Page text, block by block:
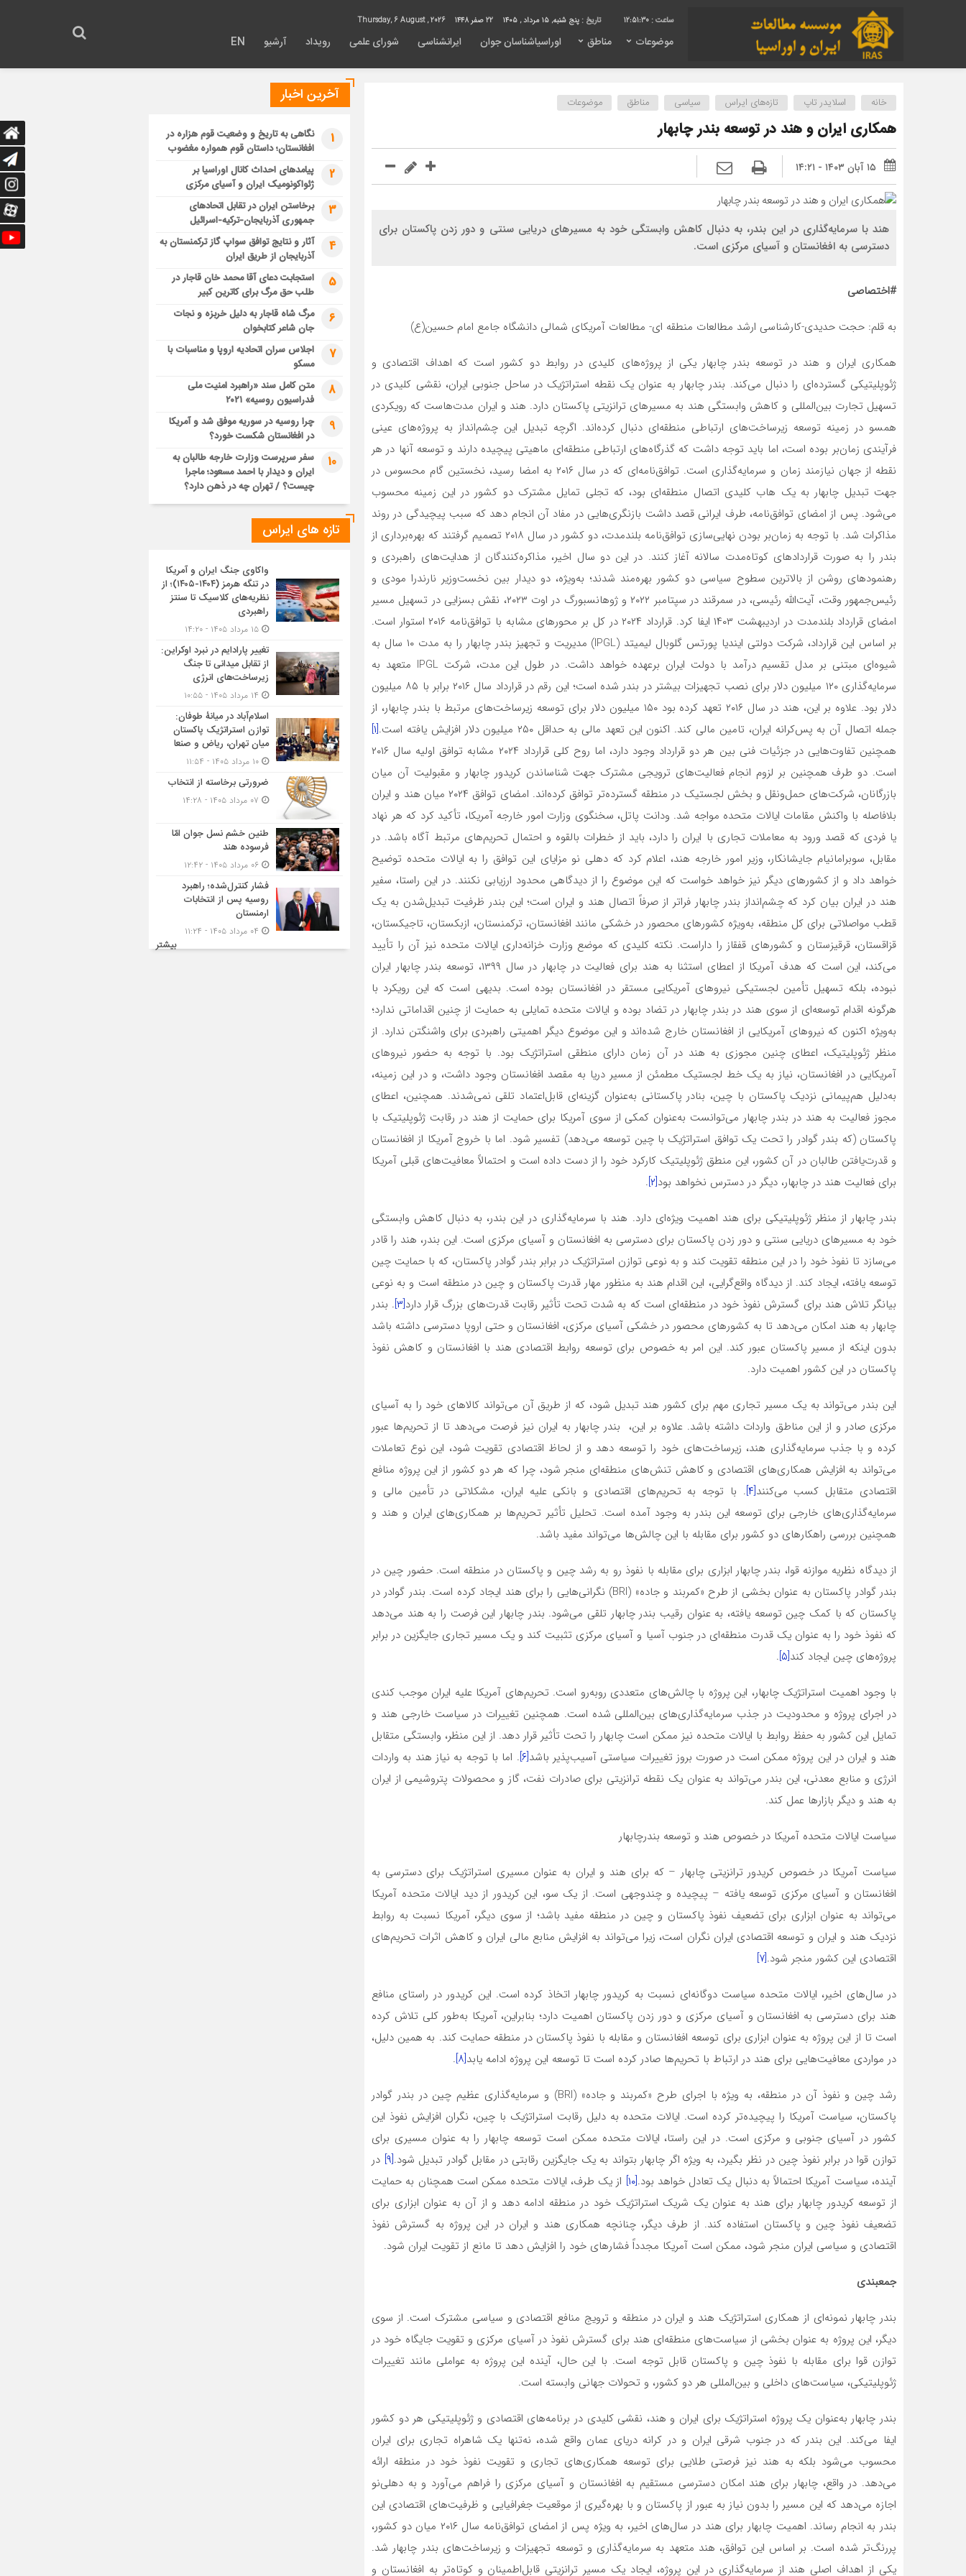
12:51:31 تاریخ : پنج شنبه, ۱۵ مرداد , ۱۴۰۵ 22 صفر 1448
موضوعات مناطق اوراسیاشناسان جوان ایرانشناسی شورای علمی رویداد آرشیو EN
خانه اسلایدر تاپ تازه‌های ایراس سیاسی مناطق موضوعات
همکاری ایران و هند در توسعه بندر چابهار
۱۵ آبان ۱۴۰۳ - ۱۴:۲۱
هند با سرمایه‌گذاری در این بندر، به دنبال کاهش وابستگی خود به مسیرهای دریایی سنتی و دور زدن پاکستان برای
دسترسی به افغانستان و آسیای مرکزی است.
#اختصاصی
به قلم: حجت حدیدی-کارشناسی ارشد مطالعات منطقه ای- مطالعات آمریکای شمالی دانشگاه جامع امام حسین(ع)
همکاری ایران و هند در توسعه بندر چابهار یکی از پروژه‌های کلیدی در روابط دو کشور است که اهداف اقتصادی و
ژئوپلیتیکی گسترده‌ای را دنبال می‌کند. بندر چابهار به عنوان یک نقطه استراتژیک در ساحل جنوبی ایران، نقشی کلیدی در
تسهیل تجارت بین‌المللی و کاهش وابستگی هند به مسیرهای ترانزیتی پاکستان دارد. هند و ایران مدت‌هاست که رویکردی
همسو در زمینه توسعه زیرساخت‌های ارتباطی منطقه‌ای دنبال کرده‌اند. اگرچه تبدیل این چشم‌انداز به پروژه‌های عینی
فرآیندی زمان‌بر بوده است، اما باید توجه داشت که گذرگاه‌های ارتباطی منطقه‌ای ماهیتی پیچیده دارند و توسعه آنها در هر
نقطه از جهان نیازمند زمان و سرمایه‌گذاری است. توافق‌نامه‌ای که در سال ۲۰۱۶ به امضا رسید، نخستین گام محسوس در
جهت تبدیل چابهار به یک هاب کلیدی اتصال منطقه‌ای بود، که تجلی تمایل مشترک دو کشور در این زمینه محسوب
می‌شود. پس از امضای توافق‌نامه، طرف ایرانی قصد داشت بازنگری‌هایی در مفاد آن انجام دهد که سبب پیچیدگی در روند
مذاکرات شد. با توجه به زمان‌بر بودن نهایی‌سازی توافق‌نامه بلندمدت، دو کشور در سال ۲۰۱۸ تصمیم گرفتند که بهره‌برداری از
بندر را به صورت قراردادهای کوتاه‌مدت سالانه آغاز کنند. در این دو سال اخیر، مذاکره‌کنندگان از هدایت‌های راهبردی و
رهنمودهای روشن از بالاترین سطوح سیاسی دو کشور بهره‌مند شدند؛ به‌ویژه، دو دیدار بین نخست‌وزیر نارندرا مودی و
رئیس‌جمهور وقت، آیت‌الله رئیسی، در سمرقند در سپتامبر ۲۰۲۲ و ژوهانسبورگ در اوت ۲۰۲۳، نقش بسزایی در تسهیل مسیر
امضای قرارداد بلندمدت در اردیبهشت ۱۴۰۳ ایفا کرد. قرارداد ۲۰۲۴ در کل بر محورهای مشابه با توافق‌نامه ۲۰۱۶ استوار است.
بر اساس این قرارداد، شرکت دولتی ایندیا پورتس گلوبال لیمیتد (IPGL) مدیریت و تجهیز بندر چابهار را به مدت ۱۰ سال به
شیوه‌ای مبتنی بر مدل تقسیم درآمد با دولت ایران برعهده خواهد داشت. در طول این مدت، شرکت IPGL متعهد به
سرمایه‌گذاری ۱۲۰ میلیون دلار برای نصب تجهیزات بیشتر در بندر شده است؛ این رقم در قرارداد سال ۲۰۱۶ برابر با ۸۵ میلیون
دلار بود. علاوه بر این، هند در سال ۲۰۱۶ تعهد کرده بود ۱۵۰ میلیون دلار برای توسعه زیرساخت‌های مرتبط با بندر چابهار، از
جمله اتصال آن به پس‌کرانه ایران، تامین مالی کند. اکنون این تعهد مالی به حداقل ۲۵۰ میلیون دلار افزایش یافته است.
[۱]
همچنین تفاوت‌هایی در جزئیات فنی بین هر دو قرارداد وجود دارد، اما روح کلی قرارداد ۲۰۲۴ مشابه توافق اولیه سال ۲۰۱۶
است. دو طرف همچنین بر لزوم انجام فعالیت‌های ترویجی مشترک جهت شناساندن کریدور چابهار و مقبولیت آن میان
بازرگانان، شرکت‌های حمل‌ونقل و بخش لجستیک در منطقه گسترده‌تر توافق کرده‌اند. امضای توافق ۲۰۲۴ میان هند و ایران
بلافاصله با واکنش مقامات ایالات متحده مواجه شد. ودانت پاتل، سخنگوی وزارت امور خارجه آمریکا، تأکید کرد که هر نهاد
یا فردی که قصد ورود به معاملات تجاری با ایران را دارد، باید از خطرات بالقوه و احتمال تحریم‌های مرتبط آگاه باشد. در
مقابل، سوبرامانیام جایشانکار، وزیر امور خارجه هند، اعلام کرد که دهلی نو مزایای این توافق را به ایالات متحده توضیح
خواهد داد و از کشورهای دیگر نیز خواهد خواست که این موضوع را از دیدگاهی محدود ارزیابی نکنند. در این راستا، سفیر
هند در ایران بیان کرد که چشم‌انداز بندر چابهار فراتر از صرفاً اتصال هند و ایران است؛ این بندر ظرفیت تبدیل‌شدن به یک
قطب مواصلاتی برای کل منطقه، به‌ویژه کشورهای محصور در خشکی مانند افغانستان، ترکمنستان، ازبکستان، تاجیکستان،
قزاقستان، قرقیزستان و کشورهای قفقاز را داراست. نکته کلیدی که موضع وزارت خزانه‌داری ایالات متحده نیز آن را تأیید
می‌کند، این است که هدف آمریکا از اعطای استثنا به هند برای فعالیت در چابهار در سال ۱۳۹۹، توسعه بندر چابهار ایران
نبوده، بلکه تسهیل تأمین لجستیکی نیروهای آمریکایی مستقر در افغانستان بوده است. بدیهی است که این رویکرد با
هرگونه اقدام توسعه‌ای از سوی هند در بندر چابهار در تضاد بوده و ایالات متحده تمایلی به حمایت از چنین اقداماتی ندارد؛
به‌ویژه اکنون که نیروهای آمریکایی از افغانستان خارج شده‌اند و این موضوع دیگر اهمیتی راهبردی برای واشنگتن ندارد. از
منظر ژئوپلیتیک، اعطای چنین مجوزی به هند در آن زمان دارای منطقی استراتژیک بود. با توجه به حضور نیروهای
آمریکایی در افغانستان، نیاز به یک خط لجستیک مطمئن از مسیر دریا به مقصد افغانستان وجود داشت، و در این زمینه،
به‌دلیل هم‌پیمانی نزدیک پاکستان با چین، بنادر پاکستانی به‌عنوان گزینه‌ای قابل‌اعتماد تلقی نمی‌شدند. همچنین، اعطای
مجوز فعالیت به هند در بندر چابهار می‌توانست به‌عنوان کمکی از سوی آمریکا برای حمایت از هند در رقابت ژئوپلیتیک با
پاکستان (که بندر گوادر را تحت یک توافق استراتژیک با چین توسعه می‌دهد) تفسیر شود. اما با خروج آمریکا از افغانستان
و قدرت‌یافتن طالبان در آن کشور، این منطق ژئوپلیتیک کارکرد خود را از دست داده است و احتمالاً معافیت‌های قبلی آمریکا
برای فعالیت هند در چابهار، دیگر در دسترس نخواهد بود[۲] .
بندر چابهار از منظر ژئوپلیتیکی برای هند اهمیت ویژه‌ای دارد. هند با سرمایه‌گذاری در این بندر، به دنبال کاهش وابستگی
خود به مسیرهای دریایی سنتی و دور زدن پاکستان برای دسترسی به افغانستان و آسیای مرکزی است. این بندر، هند را قادر
می‌سازد تا نفوذ خود را در این منطقه تقویت کند و به نوعی توازن استراتژیک در برابر بندر گوادر پاکستان، که با حمایت چین
توسعه یافته، ایجاد کند. از دیدگاه واقع‌گرایی، این اقدام هند به منظور مهار قدرت پاکستان و چین در منطقه است و به نوعی
بیانگر تلاش هند برای گسترش نفوذ خود در منطقه‌ای است که به شدت تحت تأثیر رقابت قدرت‌های بزرگ قرار دارد[۳] . بندر
چابهار به هند امکان می‌دهد تا به کشورهای محصور در خشکی آسیای مرکزی، افغانستان و حتی اروپا دسترسی داشته باشد
بدون اینکه از مسیر پاکستان عبور کند. این امر به خصوص برای توسعه روابط اقتصادی هند با افغانستان و کاهش نفوذ
پاکستان در این کشور اهمیت دارد.
این بندر می‌تواند به یک مسیر تجاری مهم برای کشور هند تبدیل شود، که از طریق آن می‌تواند کالاهای خود را به آسیای
مرکزی صادر و از این مناطق واردات داشته باشد. علاوه بر این، بندر چابهار به ایران نیز فرصت می‌دهد تا از تحریم‌ها عبور
کرده و با جذب سرمایه‌گذاری هند، زیرساخت‌های خود را توسعه دهد و از لحاظ اقتصادی تقویت شود، این نوع تعاملات
می‌تواند به افزایش همکاری‌های اقتصادی و کاهش تنش‌های منطقه‌ای منجر شود، چرا که هر دو کشور از این پروژه منافع
اقتصادی متقابل کسب می‌کنند[۴] . با توجه به تحریم‌های اقتصادی و بانکی علیه ایران، مشکلاتی در تأمین مالی و
سرمایه‌گذاری‌های خارجی برای توسعه این بندر به وجود آمده است. تحلیل تأثیر تحریم‌ها بر همکاری‌های ایران و هند و
همچنین بررسی راهکارهای دو کشور برای مقابله با این چالش‌ها می‌تواند مفید باشد.
از دیدگاه نظریه موازنه قوا، بندر چابهار ابزاری برای مقابله با نفوذ رو به رشد چین و پاکستان در منطقه است. حضور چین در
بندر گوادر پاکستان به عنوان بخشی از طرح «کمربند و جاده» (BRI) نگرانی‌هایی را برای هند ایجاد کرده است. بندر گوادر در
پاکستان که با کمک چین توسعه یافته، به عنوان رقیب بندر چابهار تلقی می‌شود. بندر چابهار این فرصت را به هند می‌دهد
که نفوذ خود را به عنوان یک قدرت منطقه‌ای در جنوب آسیا و آسیای مرکزی تثبیت کند و یک مسیر تجاری جایگزین در برابر
پروژه‌های چین ایجاد کند[۵] .
با وجود اهمیت استراتژیک چابهار، این پروژه با چالش‌های متعددی روبه‌رو است. تحریم‌های آمریکا علیه ایران موجب کندی
در اجرای پروژه و محدودیت در جذب سرمایه‌گذاری‌های بین‌المللی شده است. همچنین تغییرات در سیاست خارجی هند و
تمایل این کشور به حفظ روابط با ایالات متحده نیز ممکن است چابهار را تحت تأثیر قرار دهد. از این منظر، وابستگی متقابل
هند و ایران در این پروژه ممکن است در صورت بروز تغییرات سیاستی آسیب‌پذیر باشد[۶] . اما با توجه به نیاز هند به واردات
انرژی و منابع معدنی، این بندر می‌تواند به عنوان یک نقطه ترانزیتی برای صادرات نفت، گاز و محصولات پتروشیمی از ایران
به هند و دیگر بازارها عمل کند.
سیاست ایالات متحده آمریکا در خصوص هند و توسعه بندرچابهار
سیاست آمریکا در خصوص کریدور ترانزیتی چابهار – که برای هند و ایران به عنوان مسیری استراتژیک برای دسترسی به
افغانستان و آسیای مرکزی توسعه یافته – پیچیده و چندوجهی است. از یک سو، این کریدور از دید ایالات متحده آمریکا
می‌تواند به عنوان ابزاری برای تضعیف نفوذ پاکستان و چین در منطقه مفید باشد؛ از سوی دیگر، آمریکا نسبت به روابط
نزدیک هند و ایران و توسعه اقتصادی ایران نگران است، زیرا می‌تواند به افزایش منابع مالی ایران و کاهش اثرات تحریم‌های
اقتصادی این کشور منجر شود.[۷]
در سال‌های اخیر، ایالات متحده سیاست دوگانه‌ای نسبت به کریدور چابهار اتخاذ کرده است. این کریدور در راستای منافع
هند برای دسترسی به افغانستان و آسیای مرکزی و دور زدن پاکستان اهمیت دارد؛ بنابراین، آمریکا به‌طور کلی تلاش کرده
است تا از این پروژه به عنوان ابزاری برای توسعه افغانستان و مقابله با نفوذ پاکستان در منطقه حمایت کند. به همین دلیل،
در مواردی معافیت‌هایی برای هند در ارتباط با تحریم‌ها صادر کرده است تا توسعه این پروژه ادامه یابد[۸] .
رشد چین و نفوذ آن در منطقه، به ویژه با اجرای طرح «کمربند و جاده» (BRI) و سرمایه‌گذاری عظیم چین در بندر گوادر
پاکستان، سیاست آمریکا را پیچیده‌تر کرده است. ایالات متحده به دلیل رقابت استراتژیک با چین، نگران افزایش نفوذ این
کشور در آسیای جنوبی و مرکزی است. در این راستا، ایالات متحده ممکن است توسعه چابهار را به عنوان مسیری برای
توازن قوا در برابر نفوذ چین در نظر بگیرد، به ویژه اگر چابهار بتواند به یک جایگزین رقابتی در مقابل گوادر تبدیل شود.[۹]
در
آینده، سیاست آمریکا احتمالاً به دنبال یک تعادل خواهد بود.[۱۰]
از یک طرف، ایالات متحده ممکن است همچنان به حمایت
از توسعه کریدور چابهار برای هند به عنوان یک شریک استراتژیک خود در منطقه ادامه دهد و از آن به عنوان ابزاری برای
تضعیف نفوذ چین و پاکستان استفاده کند. از طرف دیگر، چنانچه همکاری هند و ایران در این پروژه به گسترش نفوذ
اقتصادی و سیاسی ایران منجر شود، ممکن است آمریکا مجدداً فشارهای خود را افزایش دهد تا مانع از تقویت ایران شود.
جمع­بندی
بندر چابهار نمونه‌ای از همکاری استراتژیک هند و ایران در منطقه و ترویج منافع اقتصادی و سیاسی مشترک است. از سوی
دیگر، این پروژه به عنوان بخشی از سیاست‌های منطقه‌ای هند برای گسترش نفوذ در آسیای مرکزی و تقویت جایگاه خود در
توازن قوا برای مقابله با نفوذ چین و پاکستان قابل توجه است. با این حال، آینده این پروژه به عواملی مانند تغییرات
ژئوپلیتیکی، سیاست‌های داخلی و بین‌المللی هر دو کشور، و تحولات جهانی وابسته است.
بندر چابهار به‌عنوان یک پروژه استراتژیک برای ایران و هند، نقشی کلیدی در برنامه‌های اقتصادی و ژئوپلیتیکی هر دو کشور
ایفا می‌کند. این بندر که در جنوب شرقی ایران و در کرانه دریای عمان واقع شده، نه‌تنها یک شاهراه تجاری برای ایران
محسوب می‌شود بلکه به هند نیز فرصتی طلایی برای توسعه همکاری‌های تجاری و تقویت نفوذ خود در منطقه ارائه
می‌دهد. در واقع، چابهار برای هند امکان دسترسی مستقیم به افغانستان و آسیای مرکزی را فراهم می‌آورد و به دهلی‌نو
اجازه می‌دهد که این مسیر را بدون نیاز به عبور از پاکستان و با بهره‌گیری از موقعیت جغرافیایی و ظرفیت‌های اقتصادی این
بندر به انجام رساند. اهمیت چابهار برای هند در سال‌های اخیر، به ویژه پس از امضای توافق‌نامه سال ۲۰۱۶ میان دو کشور،
پررنگ‌تر شده است. بر اساس این توافق، هند متعهد به سرمایه‌گذاری و توسعه تجهیزات و زیرساخت‌های بندر چابهار شد.
یکی از اهداف اصلی هند از سرمایه‌گذاری در این پروژه، ایجاد یک مسیر ترانزیتی قابل‌اطمینان و کوتاه‌تر به افغانستان و
آخرین اخبار
1
نگاهی به تاریخ و وضعیت قوم هزاره در
افغانستان؛ داستان قوم همواره مغضوب
2
پیامدهای احداث کانال اوراسیا بر
ژئواکونومیک ایران و آسیای مرکزی
3
برخاستن ایران در تقابل اتحادهای
جمهوری آذربایجان-ترکیه-اسرائیل
4
آثار و نتایج توافق سواپ گاز ترکمنستان به
آذربایجان از طریق ایران
5
استجابت دعای آقا محمد خان قاجار در
طلب حق مرگ برای کاترین کبیر
6
مرگ شاه قاجار به دلیل خربزه و نجات
جان شاعر کتابخوان
7
اجلاس سران اتحادیه اروپا و مناسبات با
مسکو
8
متن کامل سند «راهبرد امنیت ملی
فدراسیون روسیه» ۲۰۲۱
9
چرا روسیه در سوریه موفق شد و آمریکا
در افغانستان شکست خورد؟
10
سفر سرپرست وزارت خارجه طالبان به
ایران و دیدار با احمد مسعود؛ ماجرا
چیست؟ / تهران چه در ذهن دارد؟
تازه های ایراس
واکاوی جنگ ایران و آمریکا
در تنگه هرمز (۱۴۰۴-۱۴۰۵)؛ از
نظریه‌های کلاسیک تا سنتز
راهبردی
تغییر پارادایم در نبرد اوکراین:
از تقابل میدانی تا جنگ
زیرساخت‌های انرژی
اسلام‌آباد در میانۀ طوفان:
توازن استراتژیک پاکستان
میان تهران، ریاض و صنعا
ضرورتی برخاسته از انتخاب
طنین خشم نسل جوان امّا
فرسوده هند
فشار کنترل‌شده؛ راهبرد
روسیه پس از انتخابات
ارمنستان
بیشتر